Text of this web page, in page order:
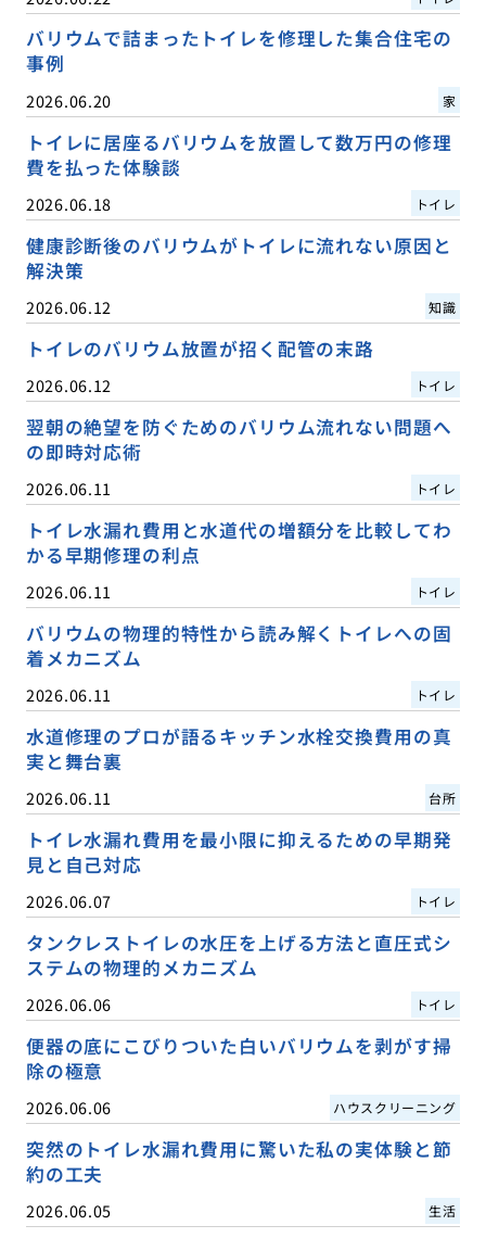
バリウムで詰まったトイレを修理した集合住宅の
事例
2026.06.20 家
トイレに居座るバリウムを放置して数万円の修理
費を払った体験談
2026.06.18 トイレ
健康診断後のバリウムがトイレに流れない原因と
解決策
2026.06.12 知識
トイレのバリウム放置が招く配管の末路
2026.06.12 トイレ
翌朝の絶望を防ぐためのバリウム流れない問題へ
の即時対応術
2026.06.11 トイレ
トイレ水漏れ費用と水道代の増額分を比較してわ
かる早期修理の利点
2026.06.11 トイレ
バリウムの物理的特性から読み解くトイレへの固
着メカニズム
2026.06.11 トイレ
水道修理のプロが語るキッチン水栓交換費用の真
実と舞台裏
2026.06.11 台所
トイレ水漏れ費用を最小限に抑えるための早期発
見と自己対応
2026.06.07 トイレ
タンクレストイレの水圧を上げる方法と直圧式シ
ステムの物理的メカニズム
2026.06.06 トイレ
便器の底にこびりついた白いバリウムを剥がす掃
除の極意
2026.06.06 ハウスクリーニング
突然のトイレ水漏れ費用に驚いた私の実体験と節
約の工夫
2026.06.05 生活